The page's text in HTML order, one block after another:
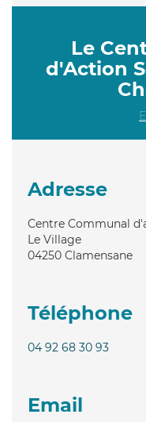
Le
d'Action
Adresse
Centre Communal
Le Village
04250 Clamensane
Téléphone
04 92 68 30 93
Email